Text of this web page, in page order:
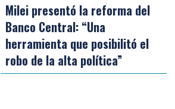
Milei presentó la reforma del
Banco Central: “Una
herramienta que posibilitó el
robo de la alta política”